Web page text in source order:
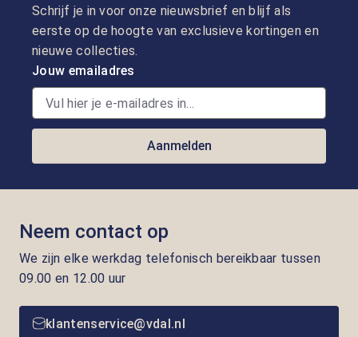
Schrijf je in voor onze nieuwsbrief en blijf als
eerste op de hoogte van exclusieve kortingen en
nieuwe collecties.
Jouw emailadres
Aanmelden
Neem contact op
We zijn elke werkdag telefonisch bereikbaar tussen
09.00 en 12.00 uur
klantenservice@vdal.nl